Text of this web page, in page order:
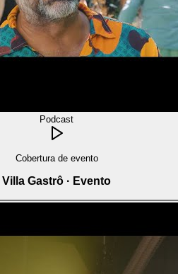
Podcast
Cobertura de evento
Villa Gastrô · Evento